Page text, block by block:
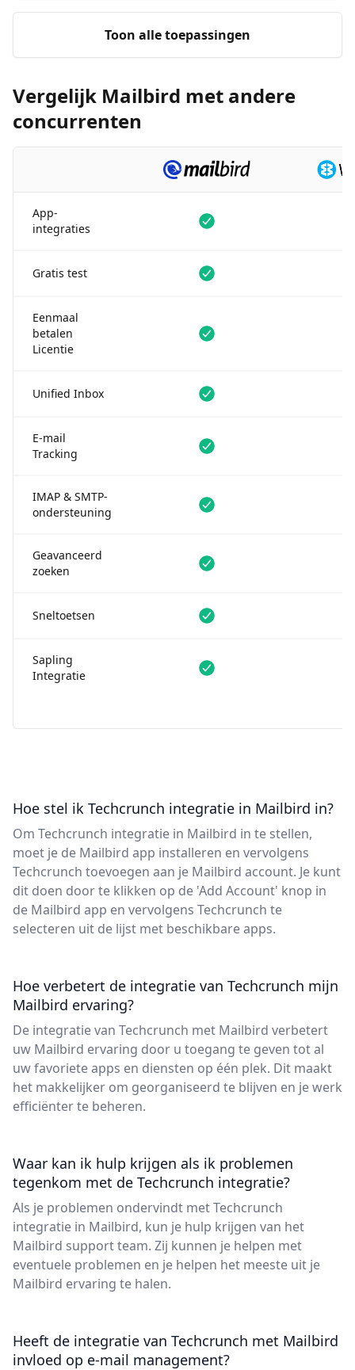
Toon alle toepassingen
Vergelijk Mailbird met andere
concurrenten
App-
integraties
Beschikbaar
Gratis test Beschikbaar
Eenmaal
betalen
Licentie
Beschikbaar
Unified Inbox Beschikbaar
E-mail
Tracking
Beschikbaar
IMAP & SMTP-
ondersteuning
Beschikbaar
Geavanceerd
zoeken
Beschikbaar
Sneltoetsen Beschikbaar
Sapling
Integratie
Beschikbaar
Hoe stel ik Techcrunch integratie in Mailbird in?
Om Techcrunch integratie in Mailbird in te stellen,
moet je de Mailbird app installeren en vervolgens
Techcrunch toevoegen aan je Mailbird account. Je kunt
dit doen door te klikken op de 'Add Account' knop in
de Mailbird app en vervolgens Techcrunch te
selecteren uit de lijst met beschikbare apps.
Hoe verbetert de integratie van Techcrunch mijn
Mailbird ervaring?
De integratie van Techcrunch met Mailbird verbetert
uw Mailbird ervaring door u toegang te geven tot al
uw favoriete apps en diensten op één plek. Dit maakt
het makkelijker om georganiseerd te blijven en je werk
efficiënter te beheren.
Waar kan ik hulp krijgen als ik problemen
tegenkom met de Techcrunch integratie?
Als je problemen ondervindt met Techcrunch
integratie in Mailbird, kun je hulp krijgen van het
Mailbird support team. Zij kunnen je helpen met
eventuele problemen en je helpen het meeste uit je
Mailbird ervaring te halen.
Heeft de integratie van Techcrunch met Mailbird
invloed op e-mail management?